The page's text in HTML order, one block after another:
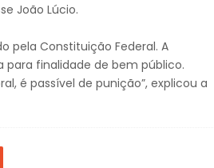
João Lúcio.
pela Constituição Federal. A
finalidade de bem público.
é passível de punição”, explicou a